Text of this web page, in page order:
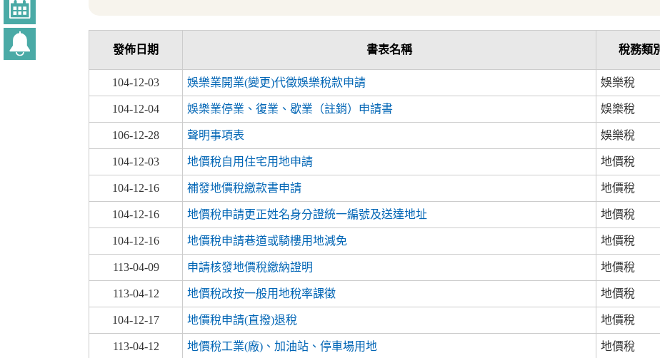
發佈日期 書表名稱 稅務類
104-12-03 娛樂業開業(變更)代徵娛樂稅款申請 娛樂稅
104-12-04 娛樂業停業、復業、歇業（註銷）申請書 娛樂稅
106-12-28 聲明事項表 娛樂稅
104-12-03 地價稅自用住宅用地申請 地價稅
104-12-16 補發地價稅繳款書申請 地價稅
104-12-16 地價稅申請更正姓名身分證統一編號及送達地址 地價稅
104-12-16 地價稅申請巷道或騎樓用地減免 地價稅
113-04-09 申請核發地價稅繳納證明 地價稅
113-04-12 地價稅改按一般用地稅率課徵 地價稅
104-12-17 地價稅申請(直撥)退稅 地價稅
113-04-12 地價稅工業(廠)、加油站、停車場用地 地價稅